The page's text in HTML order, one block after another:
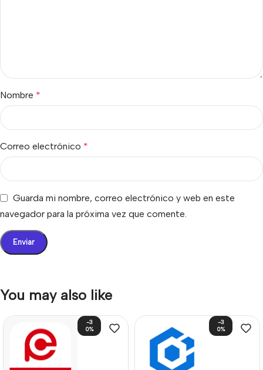
Nombre *
Correo electrónico *
Guarda mi nombre, correo electrónico y web en este
navegador para la próxima vez que comente.
You may also like
-3
0%
-3
0%